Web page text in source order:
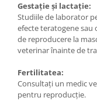
Gestație și lactație:
Studiile de laborator
efecte teratogene sau
de reproducere la
veterinar înainte de
Fertilitatea:
Consultați un medic
pentru reproducție.